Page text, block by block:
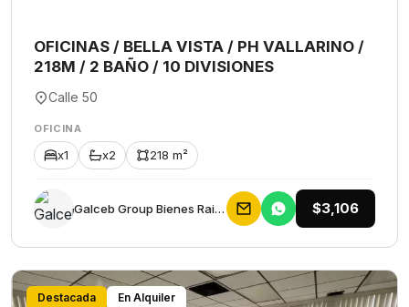
OFICINAS / BELLA VISTA / PH VALLARINO /
218M / 2 BAÑO / 10 DIVISIONES
Calle 50
OFICINA
x1 x2 218 m²
Galceb Group Bienes Raices $3,106
Destacada En Alquiler